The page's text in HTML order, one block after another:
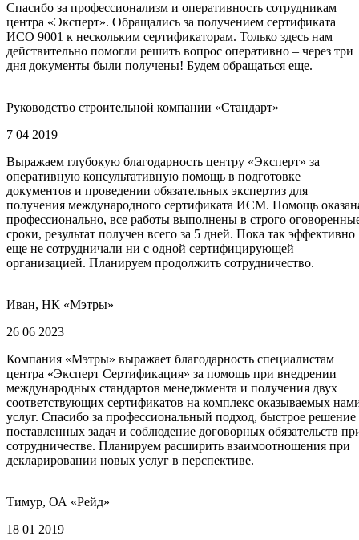
Спасибо за профессионализм и оперативность сотрудникам
центра «Эксперт». Обращались за получением сертификата
ИСО 9001 к нескольким сертификаторам. Только здесь нам
действительно помогли решить вопрос оперативно – через три
дня документы были получены! Будем обращаться еще.
Руководство строительной компании «Стандарт»
7 04 2019
Выражаем глубокую благодарность центру «Эксперт» за
оперативную консультативную помощь в подготовке
документов и проведении обязательных экспертиз для
получения международного сертификата ИСМ. Помощь
профессионально, все работы выполнены в строго
сроки, результат получен всего за 5 дней. Пока так эффективно
еще не сотрудничали ни с одной сертифицирующей
организацией. Планируем продолжить сотрудничество.
Иван, НК «Мэтры»
26 06 2023
Компания «Мэтры» выражает благодарность специалистам
центра «Эксперт Сертификация» за помощь при внедрении
международных стандартов менеджмента и получения двух
соответствующих сертификатов на комплекс оказываемых
услуг. Спасибо за профессиональный подход, быстрое решение
поставленных задач и соблюдение договорных обязательств
сотрудничестве. Планируем расширить взаимоотношения при
декларировании новых услуг в перспективе.
Тимур, ОА «Рейд»
18 01 2019